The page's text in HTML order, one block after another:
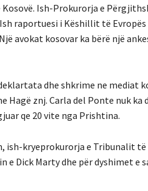
Ish-Prokurorja e
raportuesi i Këshillit të
avokat kosovar ka bërë një
dhe shkrime ne mediat
znj. Carla del Ponte nuk ka
qe 20 vite nga Prishtina.
ish-kryeprokurorja e Tribunalit
Dick Marty dhe për dyshimet e